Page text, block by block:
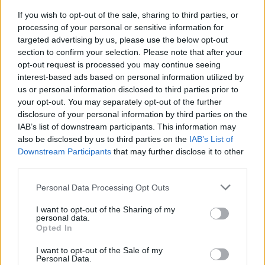
If you wish to opt-out of the sale, sharing to third parties, or
processing of your personal or sensitive information for
targeted advertising by us, please use the below opt-out
section to confirm your selection. Please note that after your
opt-out request is processed you may continue seeing
interest-based ads based on personal information utilized by
us or personal information disclosed to third parties prior to
your opt-out. You may separately opt-out of the further
disclosure of your personal information by third parties on the
IAB’s list of downstream participants. This information may
also be disclosed by us to third parties on the IAB’s List of
Downstream Participants that may further disclose it to other
Please note that this website/app uses one or more Google
not limited to your visit or usage behaviour. You may click to
grant or deny consent to Google and its third-party tags to
use your data for below specified purposes in below Google
consent section.
Personal Data Processing Opt Outs
I want to opt-out of the Sharing of my
personal data.
Opted In
I want to opt-out of the Sale of my
Personal Data.
ce
b
o
o
k
it
te
r
te
re
st
at
s
A
p
p
a
re
Articolo precedente
Prossimo articolo
NOTIZIE RECENTI
Controlli all’aeroporto di Olbia, sequestrati
caviale e sabbia rubata
Migliori cliniche di estetica medicale avanzata
in Europa: classifica dei 5 centri di riferimento
Incendi, a San Pasquale arriva il Campo Base: